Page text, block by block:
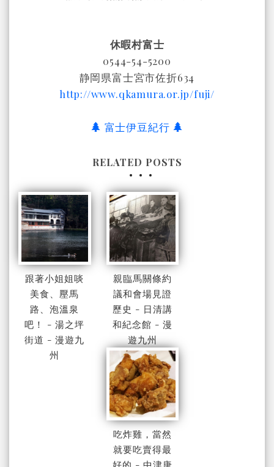
休暇村富士
0544-54-5200
静岡県富士宮市佐折634
http://www.qkamura.or.jp/fuji/
富士伊豆紀行
RELATED POSTS
跟著小姐姐啖
美食、壓馬
路、泡溫泉
吧！ - 湯之坪
街道 - 漫遊九
州
親臨馬關條約
議和會場見證
歷史 - 日清講
和紀念館 - 漫
遊九州
吃炸雞，當然
就要吃賣得最
好的 - 中津唐